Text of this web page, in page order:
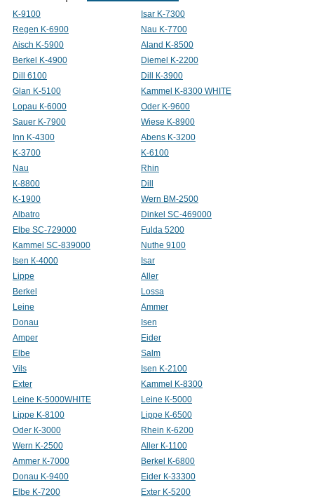
K-9100
Isar K-7300
Regen K-6900
Nau K-7700
Aisch K-5900
Aland K-8500
Berkel K-4900
Diemel K-2200
Dill 6100
Dill К-3900
Glan K-5100
Kammel K-8300 WHITE
Lopau К-6000
Oder K-9600
Sauer K-7900
Wiese K-8900
Inn K-4300
Abens K-3200
K-3700
K-6100
Nau
Rhin
К-8800
Dill
K-1900
Wern BM-2500
Albatro
Dinkel SC-469000
Elbe SC-729000
Fulda 5200
Kammel SC-839000
Nuthe 9100
Isen К-4000
Isar
Lippe
Aller
Berkel
Lossa
Leine
Ammer
Donau
Isen
Amper
Eider
Elbе
Salm
Vils
Isen K-2100
Exter
Kammel K-8300
Leine K-5000WHITE
Leine К-5000
Lippe K-8100
Lippe К-6500
Oder К-3000
Rhein К-6200
Wern K-2500
Aller К-1100
Ammer К-7000
Berkel К-6800
Donau K-9400
Eider К-33300
Elbe K-7200
Exter K-5200